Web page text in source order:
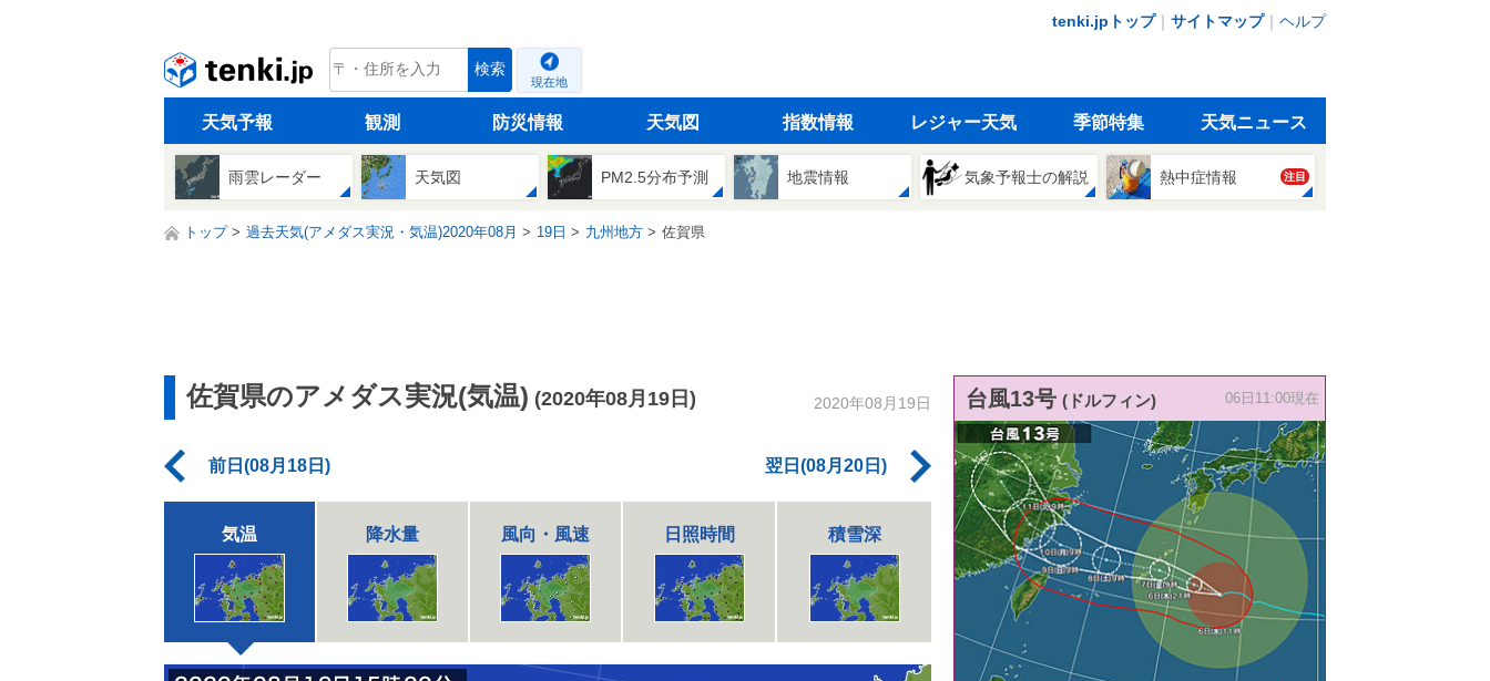
tenki.jpトップ｜ サイトマップ｜ ヘルプ
tenki.jp 検索
現在地
天気予報 観測 防災情報 天気図 指数情報 レジャー天気 季節特集 天気ニュース
雨雲レーダー 天気図 PM2.5分布予測 地震情報 気象予報士の解説 熱中症情報 注目
トップ 過去天気(アメダス実況・気温)2020年08月 19日 九州地方 佐賀県
佐賀県のアメダス実況(気温) (2020年08月19日) 2020年08月19日
前日(08月18日) 翌日(08月20日)
気温 降水量 風向・風速 日照時間 積雪深
台風13号 (ドルフィン) 06日11:00現在